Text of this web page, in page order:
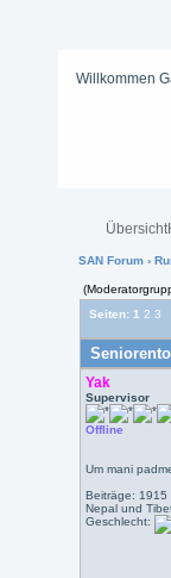
Willkommen
Übersicht
SAN Forum ›
Seiten: 1 2 3
Yak
Supervisor
Offline
Um mani
Beiträge: 1915
Nepal und
Geschlecht: